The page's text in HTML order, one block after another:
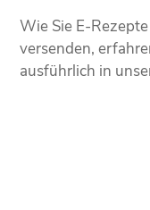
Wie Sie E-
versenden,
ausführlich in